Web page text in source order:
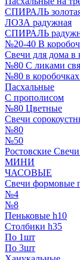
СПИРАЛЬ
ЛОЗА радужная
СПИРАЛЬ
№20-40 В
Свечи для дома в
№80 С ликами
№80 в
Пасхальные
С прополисом
№80 Цветные
Свечи
№80
№50
Ростовские
МИНИ
ЧАСОВЫЕ
Свечи формовые
№4
№8
Пеньковые h10
Столбики h35
По 1шт
По 3шт